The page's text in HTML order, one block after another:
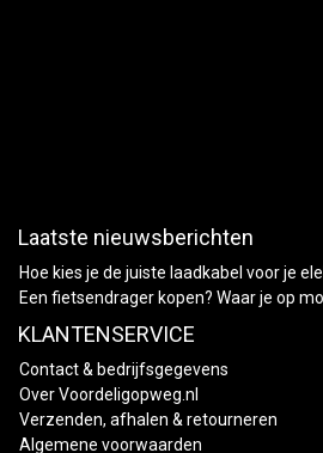
Laatste nieuwsberichten
Hoe kies je de juiste laadkabel voor je
Een fietsendrager kopen? Waar je op
KLANTENSERVICE
Contact & bedrijfsgegevens
Over Voordeligopweg.nl
Verzenden, afhalen & retourneren
Algemene voorwaarden